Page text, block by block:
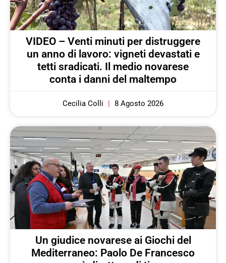
VIDEO – Venti minuti per distruggere
un anno di lavoro: vigneti devastati e
tetti sradicati. Il medio novarese
conta i danni del maltempo
Cecilia Colli 8 Agosto 2026
Un giudice novarese ai Giochi del
Mediterraneo: Paolo De Francesco